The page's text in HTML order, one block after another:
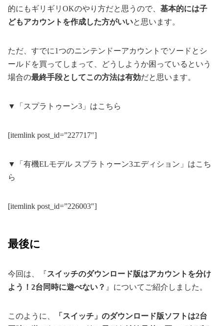
的にもギリギリOKのやり方だと思うので、 基本的には子
どもアカウントを作成した方がいいと思います。
ただ、すでに1つのニンテンドーアカウントでソードとシ
ールドを買ってしまって、どうしようか困っているという
場合の最終手段としてこの方法は有効だと思います。
▼「スプラトゥーン3」はこちら
[itemlink post_id=”227717″]
▼「有機ELモデル スプラトゥーン3エディション」はこち
ら
[itemlink post_id=”226003″]
最後に
今回は、『スイッチのダウンロード版はアカウントを分け
よう！2台同時に遊べない？ 』についてご紹介しました。
このように、
「スイッチ」のダウンロード版ソフトは2台